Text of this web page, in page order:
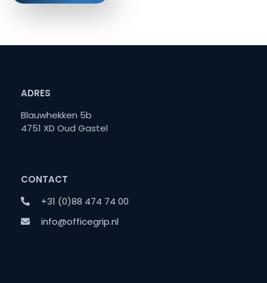
ADRES
Blauwhekken 5b
4751 XD Oud Gastel
CONTACT
+31 (0)88 474 74 00
info@officegrip.nl